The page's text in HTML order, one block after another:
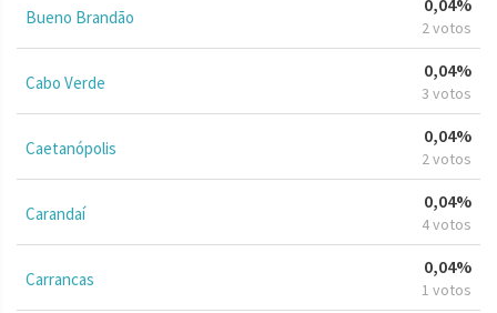
Bueno Brandão 2 votos
Cabo Verde
0,04%
3 votos
Caetanópolis
0,04%
2 votos
Carandaí
0,04%
4 votos
Carrancas
0,04%
1 votos